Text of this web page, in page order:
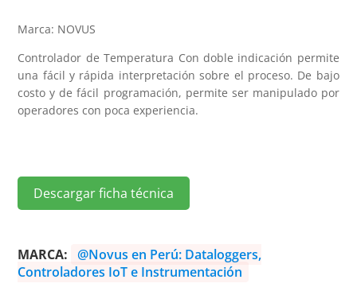
Marca: NOVUS
Controlador de Temperatura Con doble indicación permite
una fácil y rápida interpretación sobre el proceso. De bajo
costo y de fácil programación, permite ser manipulado por
operadores con poca experiencia.
Descargar ficha técnica
MARCA:
@Novus en Perú: Dataloggers,
Controladores IoT e Instrumentación